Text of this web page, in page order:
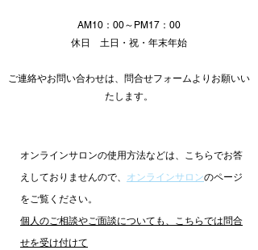
AM10：00～PM17：00
​休日 土日・祝・年末年始
​ご連絡やお問い合わせは、問合せフォームよりお願いい
たします。
​オンラインサロンの使用方法などは、こちらでお答
えしておりませんので、 オンラインサロンのページ
をご覧ください。
個人のご相談やご面談についても、こちらでは問合
せを受け付けて